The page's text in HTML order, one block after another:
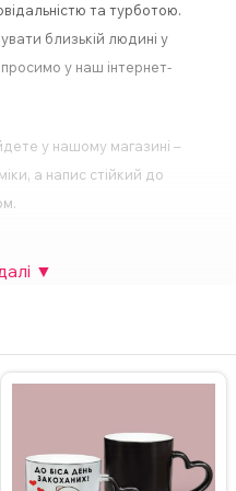
та турботою.
близькій людині у
у наш інтернет-
у нашому магазині –
а напис стійкий до
чаю, гарячого шоколаду
свята або особливої події.